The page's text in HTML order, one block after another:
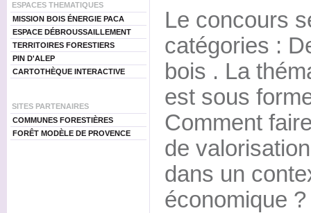
ESPACES THEMATIQUES
MISSION BOIS ÉNERGIE PACA
ESPACE DÉBROUSSAILLEMENT
TERRITOIRES FORESTIERS
PIN D'ALEP
CARTOTHÈQUE INTERACTIVE
SITES PARTENAIRES
COMMUNES FORESTIÈRES
FORÊT MODÈLE DE PROVENCE
Le concours
catégories :
bois . La
est sous
Comment
de
dans un
économique ?